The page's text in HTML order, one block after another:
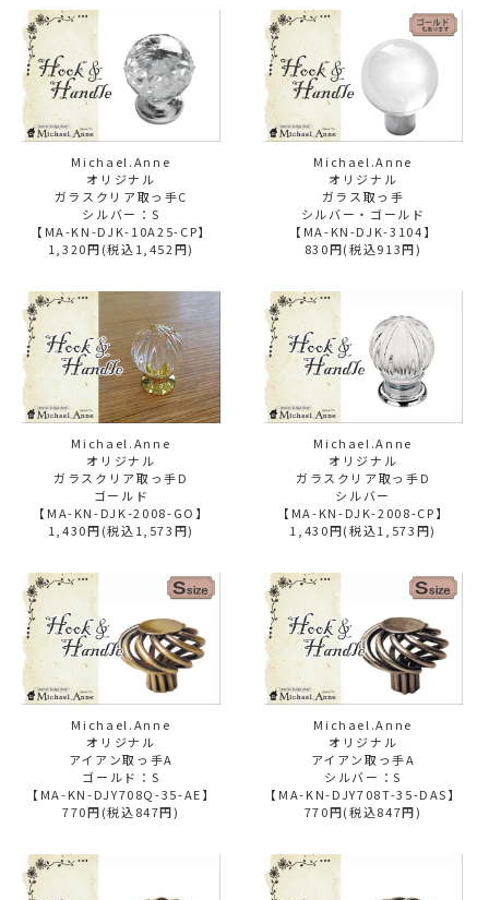
Michael.Anne
オリジナル
ガラスクリア取っ手C
シルバー：S
【MA-KN-DJK-10A25-CP】
1,320円(税込1,452円)
Michael.Anne
オリジナル
ガラス取っ手
シルバー・ゴールド
【MA-KN-DJK-3104】
830円(税込913円)
Michael.Anne
オリジナル
ガラスクリア取っ手D
ゴールド
【MA-KN-DJK-2008-GO】
1,430円(税込1,573円)
Michael.Anne
オリジナル
ガラスクリア取っ手D
シルバー
【MA-KN-DJK-2008-CP】
1,430円(税込1,573円)
Michael.Anne
オリジナル
アイアン取っ手A
ゴールド：S
【MA-KN-DJY708Q-35-AE】
770円(税込847円)
Michael.Anne
オリジナル
アイアン取っ手A
シルバー：S
【MA-KN-DJY708T-35-DAS】
770円(税込847円)